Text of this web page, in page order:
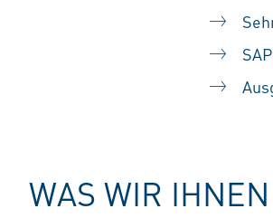
WAS WIR